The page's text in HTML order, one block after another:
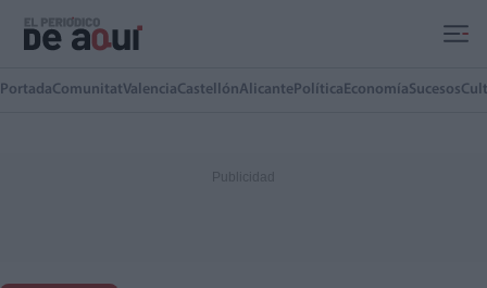
PortadaComunitatValenciaCastellónAlicante Política EconomíaSucesos